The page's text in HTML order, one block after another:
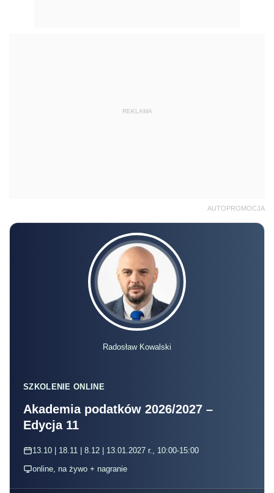
REKLAMA
AUTOPROMOCJA
Radosław Kowalski
SZKOLENIE ONLINE
Akademia podatków 2026/2027 –
Edycja 11
13.10 | 18.11 | 8.12 | 13.01.2027 r., 10:00-15:00
online, na żywo + nagranie